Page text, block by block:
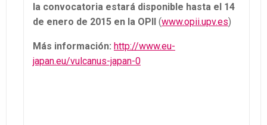
la convocatoria estará disponible hasta el 14
de enero de 2015 en la OPII (www.opii.upv.es)
Más información: http://www.eu-
japan.eu/vulcanus-japan-0